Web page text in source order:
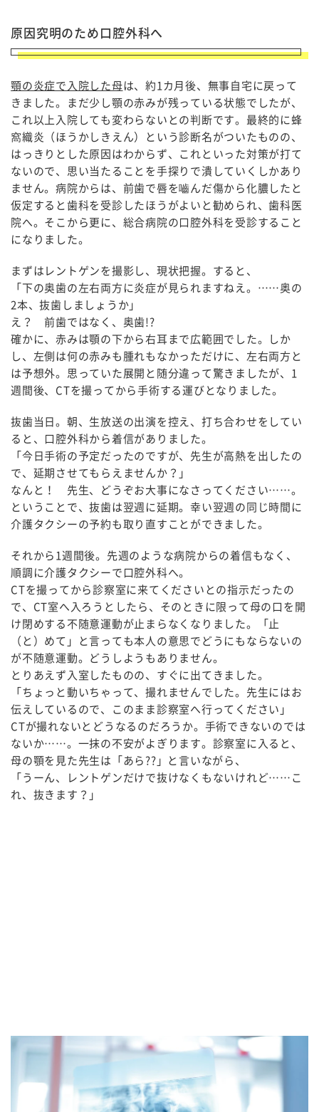
原因究明のため口腔外科へ
顎の炎症で入院した母は、約1カ月後、無事自宅に戻って
きました。まだ少し顎の赤みが残っている状態でしたが、
これ以上入院しても変わらないとの判断です。最終的に蜂
窩織炎（ほうかしきえん）という診断名がついたものの、
はっきりとした原因はわからず、これといった対策が打て
ないので、思い当たることを手探りで潰していくしかあり
ません。病院からは、前歯で唇を嚙んだ傷から化膿したと
仮定すると歯科を受診したほうがよいと勧められ、歯科医
院へ。そこから更に、総合病院の口腔外科を受診すること
になりました。
まずはレントゲンを撮影し、現状把握。すると、
「下の奥歯の左右両方に炎症が見られますねえ。……奥の
2本、抜歯しましょうか」
え？ 前歯ではなく、奥歯!?
確かに、赤みは顎の下から右耳まで広範囲でした。しか
し、左側は何の赤みも腫れもなかっただけに、左右両方と
は予想外。思っていた展開と随分違って驚きましたが、1
週間後、CTを撮ってから手術する運びとなりました。
抜歯当日。朝、生放送の出演を控え、打ち合わせをしてい
ると、口腔外科から着信がありました。
「今日手術の予定だったのですが、先生が高熱を出したの
で、延期させてもらえませんか？」
なんと！ 先生、どうぞお大事になさってください……。
ということで、抜歯は翌週に延期。幸い翌週の同じ時間に
介護タクシーの予約も取り直すことができました。
それから1週間後。先週のような病院からの着信もなく、
順調に介護タクシーで口腔外科へ。
CTを撮ってから診察室に来てくださいとの指示だったの
で、CT室へ入ろうとしたら、そのときに限って母の口を開
け閉めする不随意運動が止まらなくなりました。「止
（と）めて」と言っても本人の意思でどうにもならないの
が不随意運動。どうしようもありません。
とりあえず入室したものの、すぐに出てきました。
「ちょっと動いちゃって、撮れませんでした。先生にはお
伝えしているので、このまま診察室へ行ってください」
CTが撮れないとどうなるのだろうか。手術できないのでは
ないか……。一抹の不安がよぎります。診察室に入ると、
母の顎を見た先生は「あら??」と言いながら、
「うーん、レントゲンだけで抜けなくもないけれど……こ
れ、抜きます？」